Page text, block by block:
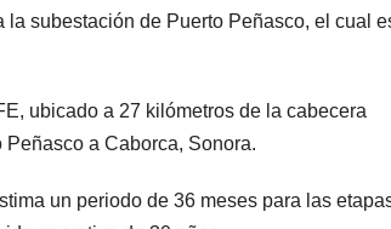
subestación de Puerto Peñasco, el cual
ubicado a 27 kilómetros de la cabecera
a Caborca, Sonora.
un periodo de 36 meses para las